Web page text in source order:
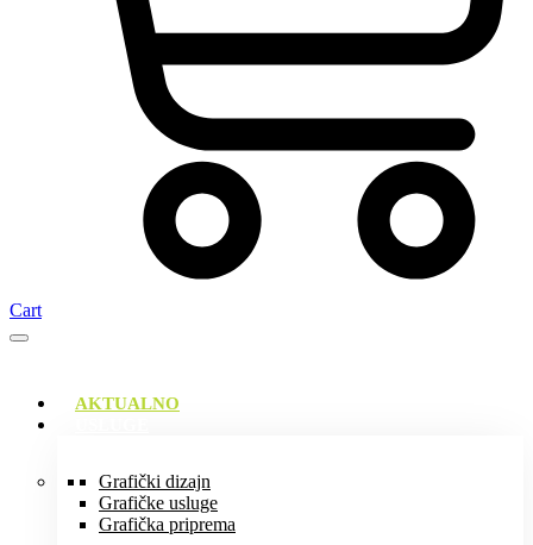
Cart
AKTUALNO
Grafički dizajn
Grafičke usluge
Grafička priprema